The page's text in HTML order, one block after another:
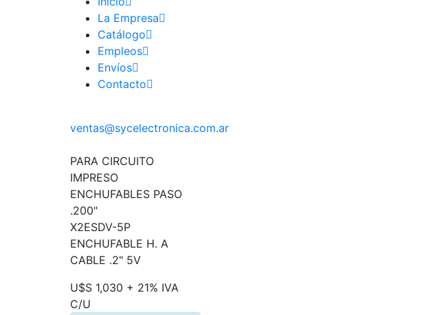
La Empresa
Catálogo
Empleos
Envíos
Contacto
ventas@sycelectronica.com.ar
PARA CIRCUITO
IMPRESO
ENCHUFABLES PASO
.200"
X2ESDV-5P
ENCHUFABLE H. A
CABLE .2" 5V
U$S 1,030 + 21% IVA
C/U